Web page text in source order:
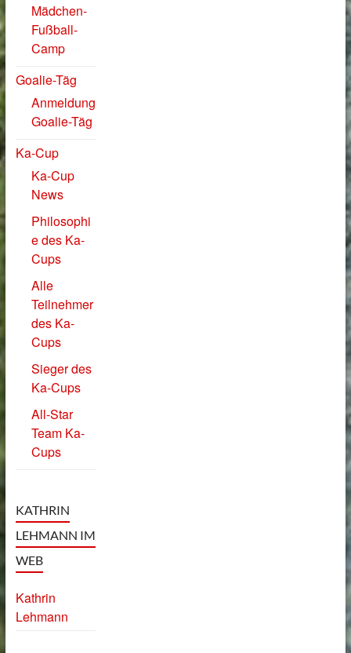
Mädchen-
Fußball-
Camp
Goalie-Täg
Anmeldung
Goalie-Täg
Ka-Cup
Ka-Cup
News
Philosophi
e des Ka-
Cups
Alle
Teilnehmer
des Ka-
Cups
Sieger des
Ka-Cups
All-Star
Team Ka-
Cups
KATHRIN
LEHMANN IM
WEB
Kathrin
Lehmann